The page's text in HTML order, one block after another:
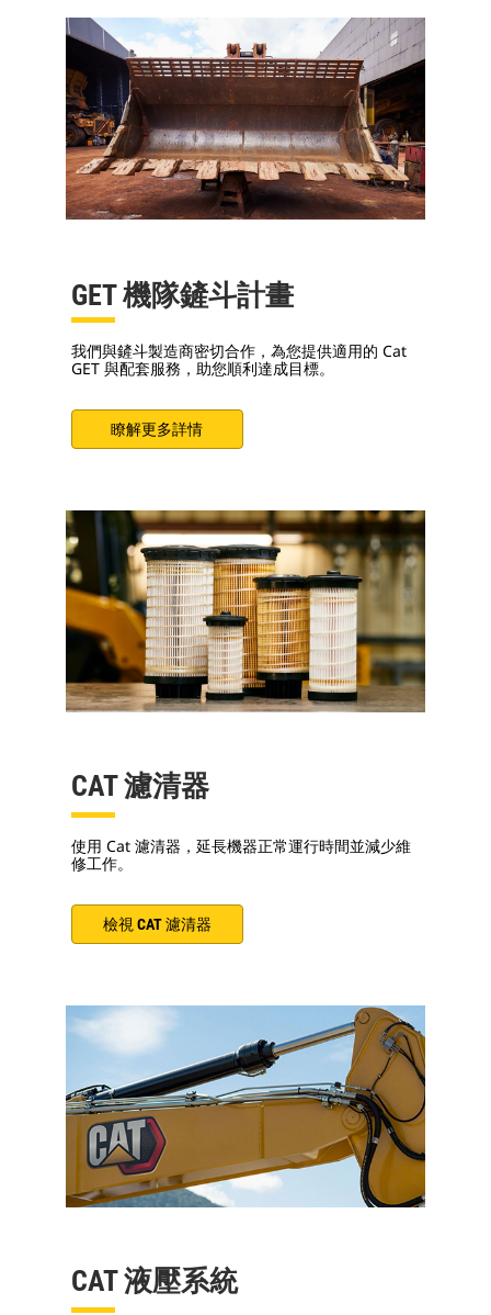
GET 機隊鏟斗計畫
我們與鏟斗製造商密切合作，為您提供適用的 Cat
GET 與配套服務，助您順利達成目標。
瞭解更多詳情
CAT 濾清器
使用 Cat 濾清器，延長機器正常運行時間並減少維
修工作。
檢視 CAT 濾清器
CAT 液壓系統